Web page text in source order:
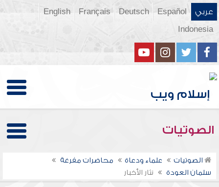
عربي Español
Deutsch
Français
English
Indonesia
الصوتيات
الصوتيات علماء ودعاة
محاضرات مفرغة
سلمان العودة
نثار الأخبار